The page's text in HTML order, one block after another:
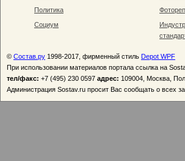
Политика
Социум
© Состав.ру 1998-2017, фирменный стиль Depot WPF
При использовании материалов портала ссылка на
тел/факс: +7 (495) 230 0597 адрес: 109004, Москва,
Администрация Sostav.ru просит Вас сообщать о всех